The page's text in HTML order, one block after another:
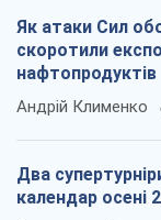
Як атаки Сил
скоротили
нафтопродуктів
Андрій Клименко
Два
календар осені